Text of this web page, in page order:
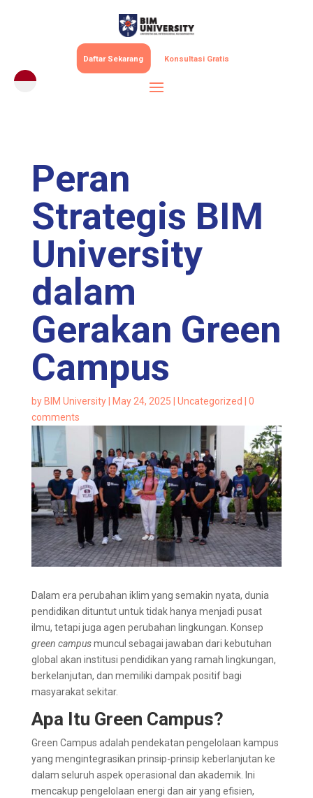
Daftar Sekarang Konsultasi Gratis
Peran
Strategis BIM
University
dalam
Gerakan Green
Campus
by BIM University| May 24, 2025 Uncategorized
0
comments
Dalam era perubahan iklim yang semakin nyata, dunia
pendidikan dituntut untuk tidak hanya menjadi pusat
ilmu, tetapi juga agen perubahan lingkungan. Konsep
green campusmuncul sebagai jawaban dari kebutuhan
global akan institusi pendidikan yang ramah lingkungan,
berkelanjutan, dan memiliki dampak positif bagi
masyarakat sekitar.
Apa Itu Green Campus?
Green Campus adalah pendekatan pengelolaan kampus
yang mengintegrasikan prinsip-prinsip keberlanjutan ke
dalam seluruh aspek operasional dan akademik. Ini
mencakup pengelolaan energi dan air yang efisien,